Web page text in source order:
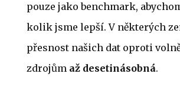
pouze jako benchmark,
kolik jsme lepší. V některých
přesnost našich dat oproti
zdrojům až desetinásobná.